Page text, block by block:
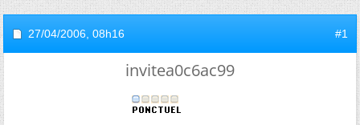
27/04/2006, 08h16 #1
invitea0c6ac99